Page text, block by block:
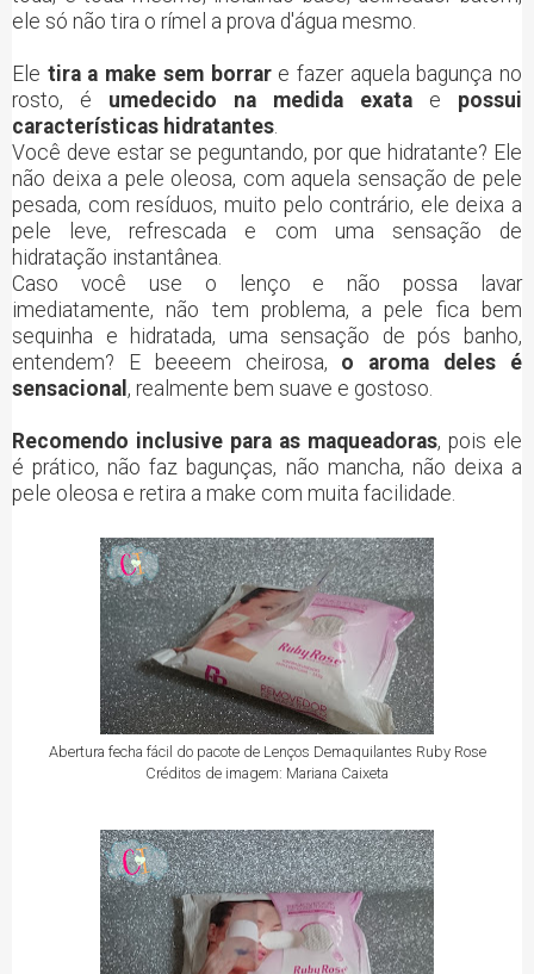
ele só não tira o rímel a prova d'água mesmo.
Ele tira a make sem borrare fazer aquela bagunça no
rosto, é umedecido na medida exata e possui
características hidratantes.
Você deve estar se peguntando, por que hidratante? Ele
não deixa a pele oleosa, com aquela sensação de pele
pesada, com resíduos, muito pelo contrário, ele deixa a
pele leve, refrescada e com uma sensação de
hidratação instantânea.
Caso você use o lenço e não possa lavar
imediatamente, não tem problema, a pele fica bem
sequinha e hidratada, uma sensação de pós banho,
entendem? E beeeem cheirosa, o aroma deles é
sensacional , realmente bem suave e gostoso.
Recomendo inclusive para as maqueadoras, pois ele
é prático, não faz bagunças, não mancha, não deixa a
pele oleosa e retira a make com muita facilidade.
Abertura fecha fácil do pacote de Lenços Demaquilantes Ruby Rose
Créditos de imagem: Mariana Caixeta